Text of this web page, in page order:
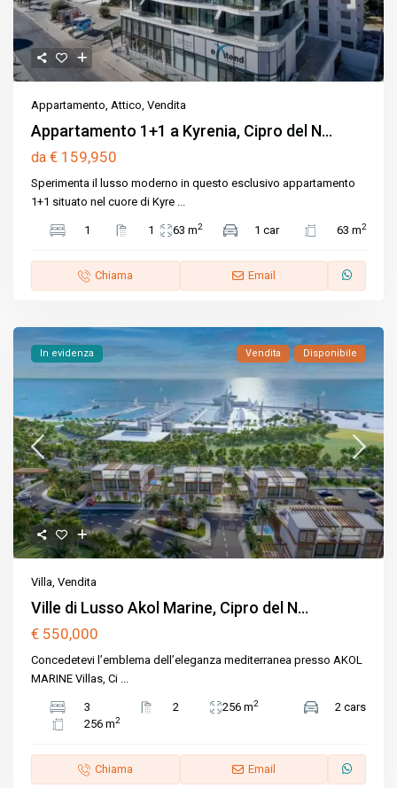
Appartamento,Attico,Vendita
Appartamento 1+1 a Kyrenia, Cipro del N...
da € 159,950
Sperimenta il lusso moderno in questo esclusivo appartamento
1+1 situato nel cuore di Kyre ...
1 1 63 m2 1 car 63 m2
Chiama Email
In evidenza Vendita Disponibile
Villa,Vendita
Ville di Lusso Akol Marine, Cipro del N...
€ 550,000
Concedetevi l’emblema dell’eleganza mediterranea presso AKOL
MARINE Villas, Ci ...
3 2 256 m2
2 cars
256 m2
Chiama Email